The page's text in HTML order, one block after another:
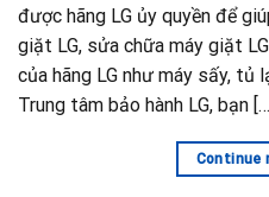
được hãng LG ủy quyền để
giặt LG, sửa chữa máy giặt
của hãng LG như máy sấy, tủ
Trung tâm bảo hành LG, bạn
Continue